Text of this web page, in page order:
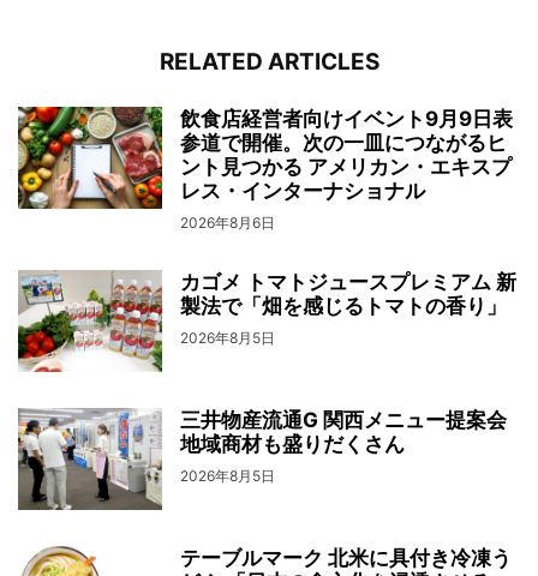
RELATED ARTICLES
飲食店経営者向けイベント9月9日表
参道で開催。次の一皿につながるヒ
ント見つかる アメリカン・エキスプ
レス・インターナショナル
2026年8月6日
カゴメ トマトジュースプレミアム 新
製法で「畑を感じるトマトの香り」
2026年8月5日
三井物産流通G 関西メニュー提案会
地域商材も盛りだくさん
2026年8月5日
テーブルマーク 北米に具付き冷凍う